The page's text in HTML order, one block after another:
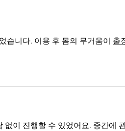
습니다. 이용 후 몸의 무거움이 출
이 진행할 수 있었어요. 중간에